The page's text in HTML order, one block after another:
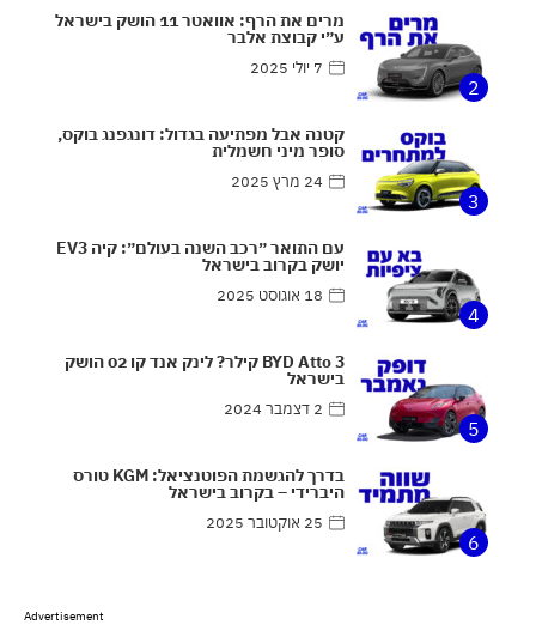
2
מרים את הרף: אוואטר 11 הושק בישראל
ע״י קבוצת אלבר
7 יולי 2025
3
קטנה אבל מפתיעה בגדול: דונגפנג בוקס,
סופר מיני חשמלית
24 מרץ 2025
4
עם התואר ״רכב השנה בעולם״: קיה EV3
יושק בקרוב בישראל
18 אוגוסט 2025
5
BYD Atto 3 קילר? לינק אנד קו 02 הושק
בישראל
2 דצמבר 2024
6
בדרך להגשמת הפוטנציאל: KGM טורס
היברידי – בקרוב בישראל
25 אוקטובר 2025
Advertisement